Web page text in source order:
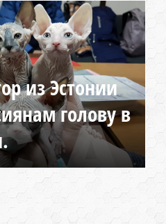
из Эстонии
голову в